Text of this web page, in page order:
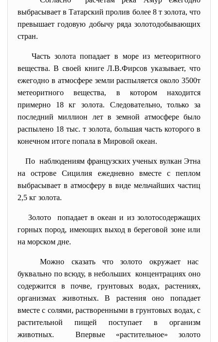
выбрасывает в Татарский пролив более 8 т золота, что
превышает годовую добычу ряда золотодобывающих
стран.
Часть золота попадает в море из метеоритного
вещества. В своей книге Л.В.Фирсов указывает, что
ежегодно в атмосфере земли распыляется около 3500т
метеоритного вещества, в котором находится
примерно 18 кг золота. Следовательно, только за
последний миллион лет в земной атмосфере было
распылено 18 тыс. т золота, большая часть которого в
конечном итоге попала в Мировой океан.
По наблюдениям французских ученых вулкан Этна
на острове Сицилия ежедневно вместе с пеплом
выбрасывает в атмосферу в виде мельчайших частиц
2,5 кг золота.
Золото попадает в океан и из золотосодержащих
горных пород, имеющих выход в береговой зоне или
на морском дне.
Можно сказать что золото окружает нас
буквально по всюду, в небольших концентрациях оно
содержится в почве, грунтовых водах, растениях,
организмах животных. В растения оно попадает
вместе с солями, растворенными в грунтовых водах, с
растительной пищей поступает в организм
животных. Впервые «растительное» золото